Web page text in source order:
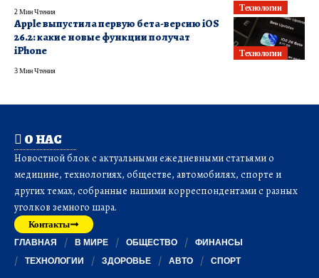
Технологии
2 Мин Чтения
Технологии
Apple выпустила первую бета-версию iOS
26.2: какие новые функции получат
iPhone
3 Мин Чтения
О НАС
Новостной блок с актуальными ежедневными статьями о
медицине, технологиях, обществе, автомобилях, спорте и
других темах, собранные нашими корреспондентами с разных
уголков земного шара.
Контакты
ГЛАВНАЯ В МИРЕ ОБЩЕСТВО
ФИНАНСЫ
ТЕХНОЛОГИИ
ЗДОРОВЬЕ АВТО СПОРТ